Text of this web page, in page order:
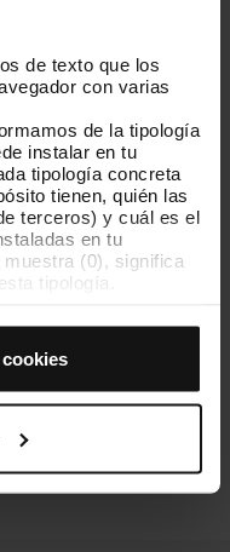
de texto que los
con varias
de la tipología
instalar en tu
tipología concreta
tienen, quién las
terceros) y cuál es el
en tu
(0), significa
tipología.
en tu navegador.
si quieres que se
debes
Así se instalarán
las cookies
recordar tus
Consulta les
freqüents!